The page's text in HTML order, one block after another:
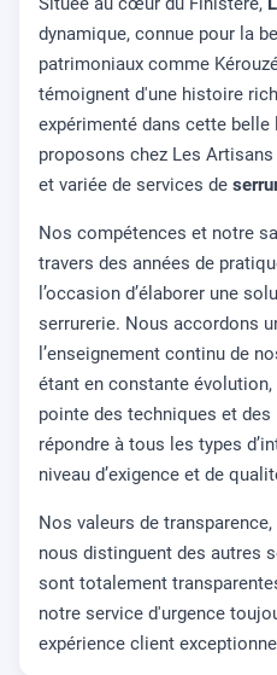
dynamique, connue pour la
patrimoniaux comme
témoignent d'une histoire
expérimenté dans cette
proposons chez Les
et variée de services de
Nos compétences et notre
travers des années de
l’occasion d’élaborer une
serrurerie. Nous accordons
l’enseignement continu de
étant en constante
pointe des techniques et
répondre à tous les types
niveau d’exigence et de
Nos valeurs de
nous distinguent des autres
sont totalement
notre service d'urgence
expérience client